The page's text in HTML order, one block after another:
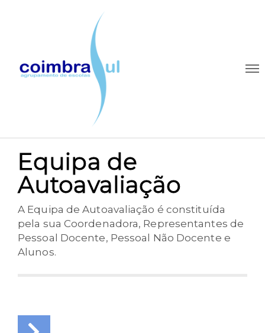
Equipa de
Autoavaliação
A Equipa de Autoavaliação é constituída
pela sua Coordenadora, Representantes de
Pessoal Docente, Pessoal Não Docente e
Alunos.